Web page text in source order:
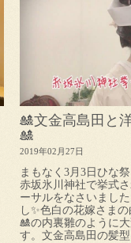
🎎文金高島田と
🎎
2019年02月27日
まもなく3月3日ひな
赤坂氷川神社で挙式
ーサルをなさいまし
し✨色白の花嫁さま
🎎の内裏雛のように
す。文金高島田の髪